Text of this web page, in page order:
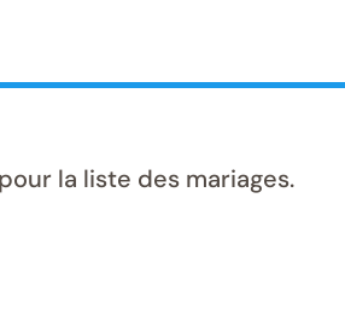
la liste des mariages.